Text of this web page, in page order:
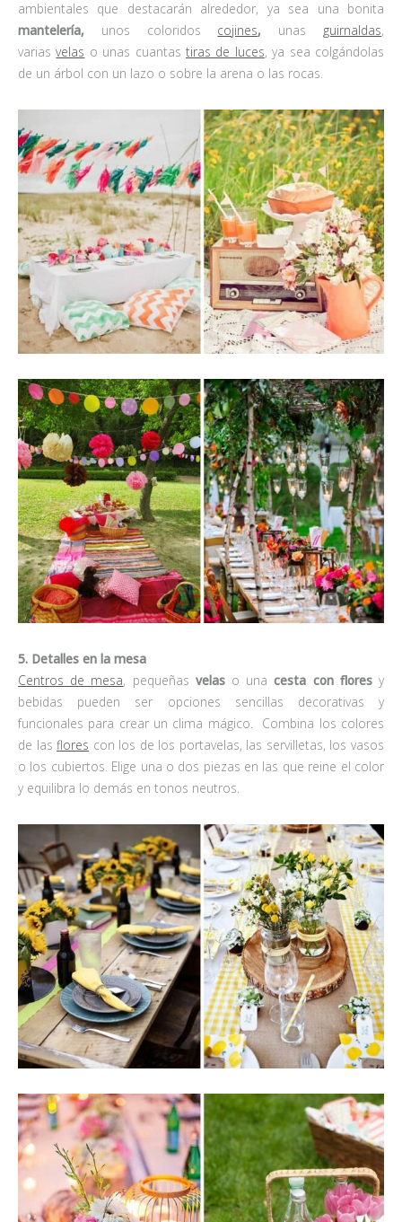
ambientales que destacarán alrededor, ya sea una bonita
mantelería, unos coloridos cojines, unas guirnaldas,
variasvelas o unas cuantastiras de luces, ya sea colgándolas
de un árbol con un lazo o sobre la arena o las rocas.
5. Detalles en la mesa
Centros de mesa, pequeñas velaso unacesta con floresy
bebidas pueden ser opciones sencillas decorativas y
funcionales para crear un clima mágico. Combina los colores
de lasflores con los de los portavelas, las servilletas, los vasos
o los cubiertos. Elige una o dos piezas en las que reine el color
y equilibra lo demás en tonos neutros.